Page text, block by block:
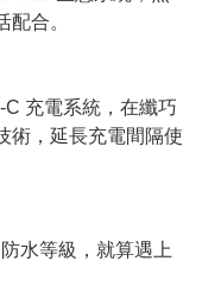
合。
充電系統，在纖巧
術，延長充電間隔使
水等級，就算遇上